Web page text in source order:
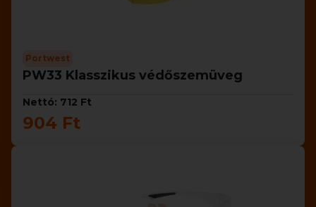
Portwest
PW33 Klasszikus védőszemüveg
Nettó: 712 Ft
904 Ft